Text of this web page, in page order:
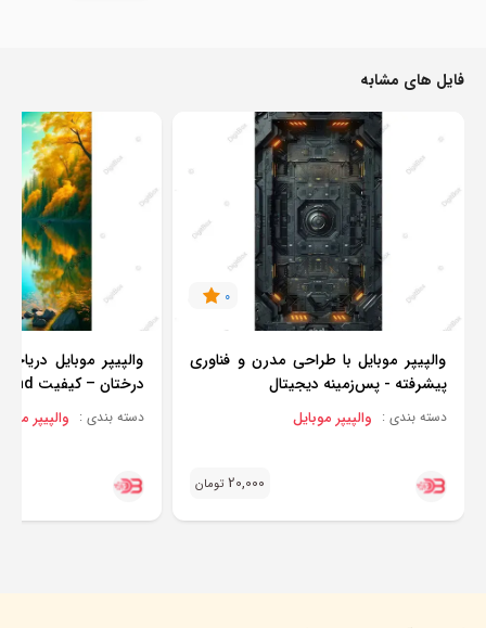
فایل های مشابه
0
والپیپر موبایل با طراحی مدرن و فناوری
پیشرفته - پس‌زمینه دیجیتال
دسته بندی : والپیپر موبایل
20,000 تومان
والپیپر موبایل
درختان – کیفیت hd
دسته بندی : والپیپر